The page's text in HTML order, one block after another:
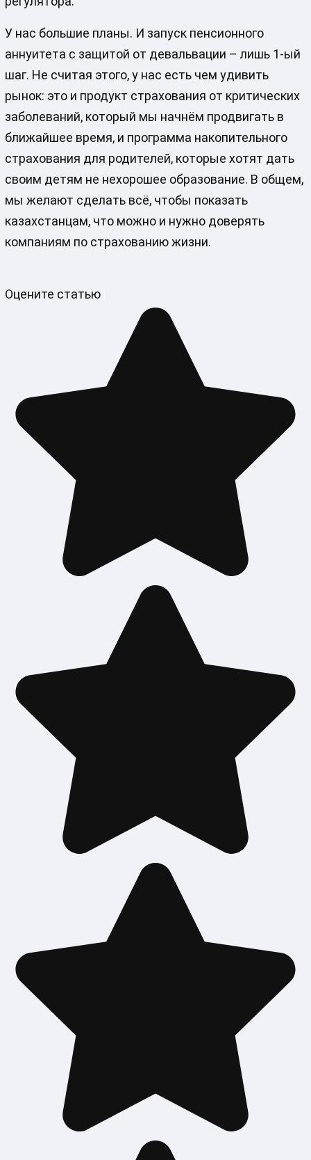
У нас большие планы. И запуск пенсионного
аннуитета с защитой от девальвации – лишь 1-ый
шаг. Не считая этого, у нас есть чем удивить
рынок: это и продукт страхования от критических
заболеваний, который мы начнём продвигать в
ближайшее время, и программа накопительного
страхования для родителей, которые хотят дать
своим детям не нехорошее образование. В общем,
мы желают сделать всё, чтобы показать
казахстанцам, что можно и нужно доверять
компаниям по страхованию жизни.
Оцените статью